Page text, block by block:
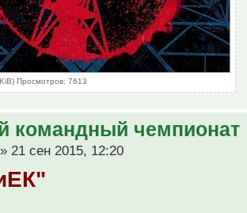
Просмотров: 7613
командный чемпионат
21 сен 2015, 12:20